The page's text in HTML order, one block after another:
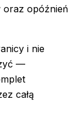
opóźnień
i nie
—
całą